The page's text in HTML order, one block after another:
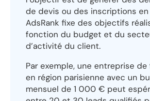
de devis ou des inscriptions en
AdsRank fixe des objectifs
fonction du budget et du
d’activité du client.
Par exemple, une entreprise
en région parisienne avec un
mensuel de 1 000 € peut